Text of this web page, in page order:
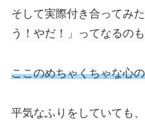
そして実際付き合ってみ
う！やだ！」ってなるの
ここのめちゃくちゃな心
平気なふりをしていても